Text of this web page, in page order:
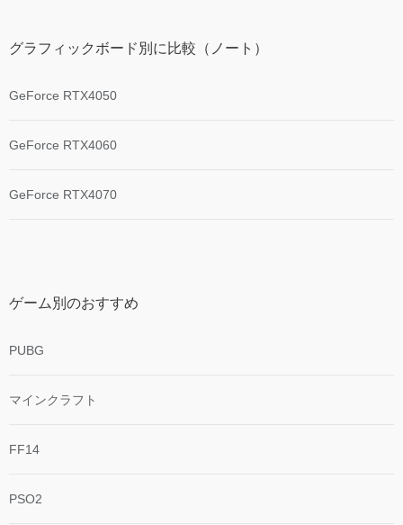
グラフィックボード別に比較（ノート）
GeForce RTX4050
GeForce RTX4060
GeForce RTX4070
ゲーム別のおすすめ
PUBG
マインクラフト
FF14
PSO2